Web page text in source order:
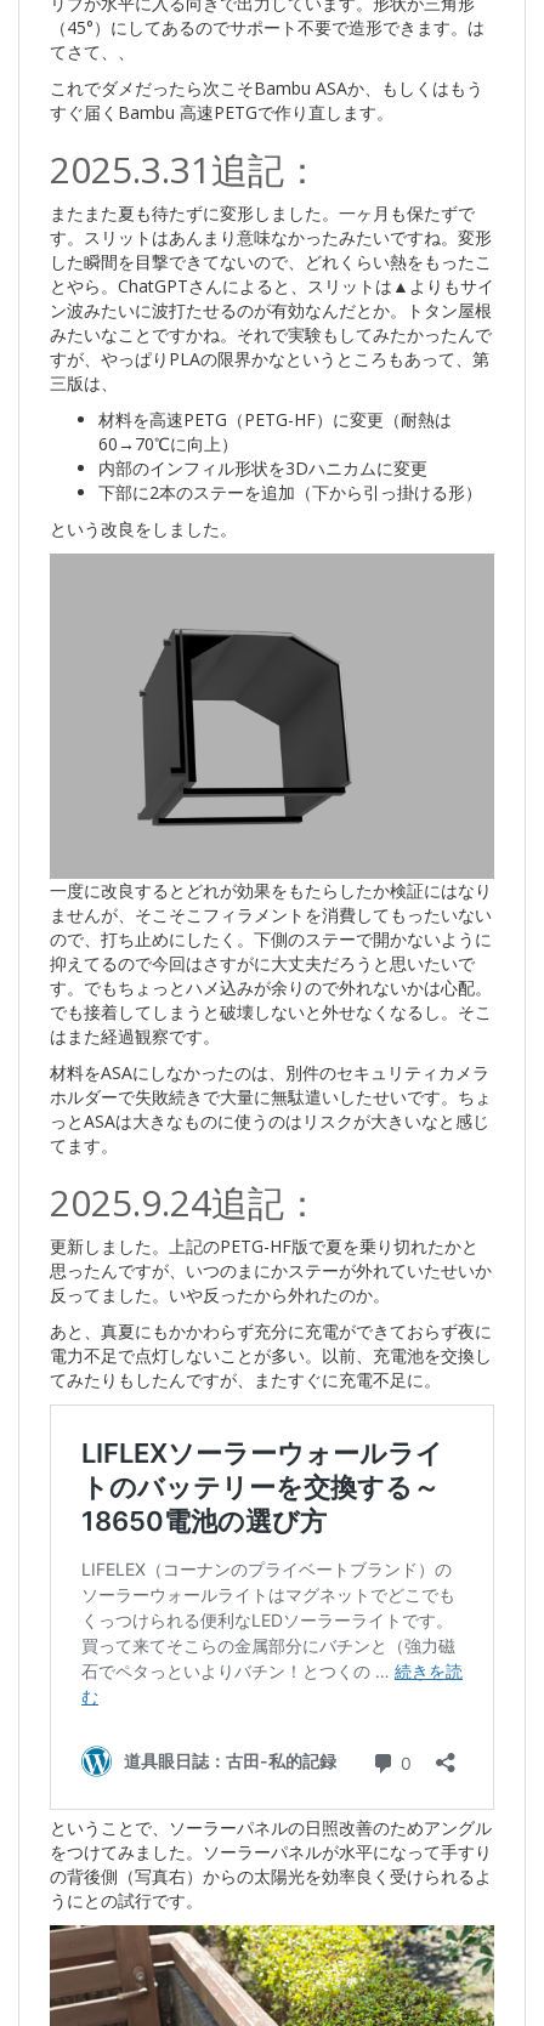
（45°）にしてあるのでサポート不要で造形できます。は
てさて、、
これでダメだったら次こそBambu ASAか、もしくはもう
すぐ届くBambu 高速PETGで作り直します。
2025.3.31追記：
またまた夏も待たずに変形しました。一ヶ月も保たずで
す。スリットはあんまり意味なかったみたいですね。変形
した瞬間を目撃できてないので、どれくらい熱をもったこ
とやら。ChatGPTさんによると、スリットは▲よりもサイ
ン波みたいに波打たせるのが有効なんだとか。トタン屋根
みたいなことですかね。それで実験もしてみたかったんで
すが、やっぱりPLAの限界かなというところもあって、第
三版は、
材料を高速PETG（PETG-HF）に変更（耐熱は
60→70℃に向上）
内部のインフィル形状を3Dハニカムに変更
下部に2本のステーを追加（下から引っ掛ける形）
という改良をしました。
一度に改良するとどれが効果をもたらしたか検証にはなり
ませんが、そこそこフィラメントを消費してもったいない
ので、打ち止めにしたく。下側のステーで開かないように
抑えてるので今回はさすがに大丈夫だろうと思いたいで
す。でもちょっとハメ込みが余りので外れないかは心配。
でも接着してしまうと破壊しないと外せなくなるし。そこ
はまた経過観察です。
材料をASAにしなかったのは、別件のセキュリティカメラ
ホルダーで失敗続きで大量に無駄遣いしたせいです。ちょ
っとASAは大きなものに使うのはリスクが大きいなと感じ
てます。
2025.9.24追記：
更新しました。上記のPETG-HF版で夏を乗り切れたかと
思ったんですが、いつのまにかステーが外れていたせいか
反ってました。いや反ったから外れたのか。
あと、真夏にもかかわらず充分に充電ができておらず夜に
電力不足で点灯しないことが多い。以前、充電池を交換し
てみたりもしたんですが、またすぐに充電不足に。
ということで、ソーラーパネルの日照改善のためアングル
をつけてみました。ソーラーパネルが水平になって手すり
の背後側（写真右）からの太陽光を効率良く受けられるよ
うにとの試行です。